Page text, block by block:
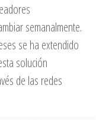
semanalmente.
se ha extendido
solución
de las redes